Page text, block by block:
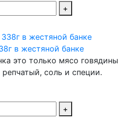
+
в жестяной банке
это только мясо говядины
соль и специи.
+